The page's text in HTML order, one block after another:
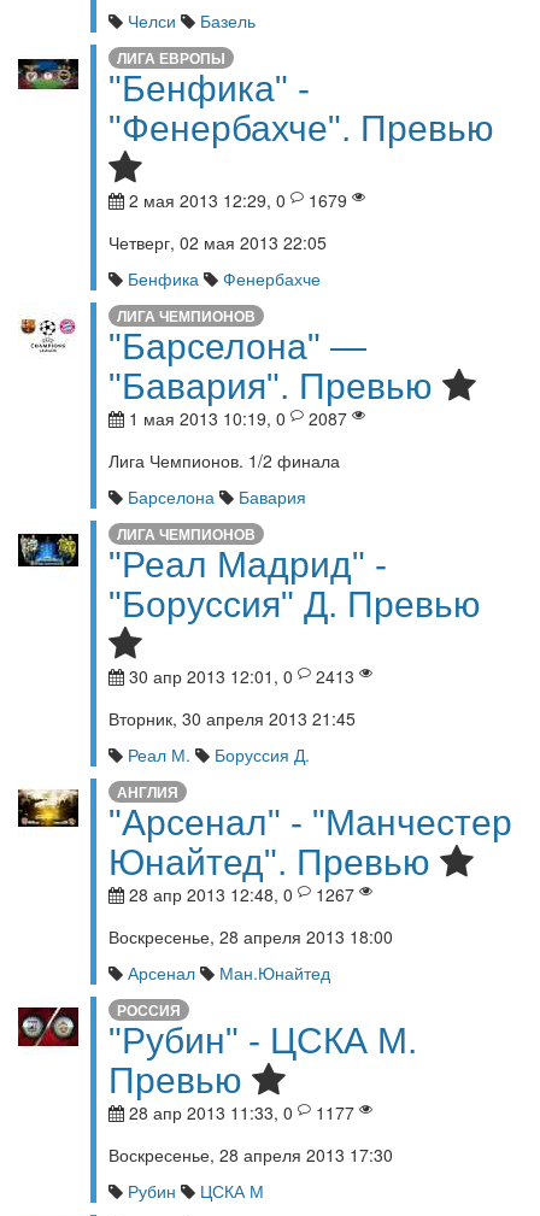
Челси
Базель
ЛИГА ЕВРОПЫ
"Бенфика" -
"Фенербахче". Превью
2 мая 2013 12:29, 0
1679
Четверг, 02 мая 2013 22:05
Бенфика
Фенербахче
ЛИГА ЧЕМПИОНОВ
"Барселона" —
"Бавария". Превью
1 мая 2013 10:19, 0
2087
Лига Чемпионов. 1/2 финала
Барселона
Бавария
ЛИГА ЧЕМПИОНОВ
"Реал Мадрид" -
"Боруссия" Д. Превью
30 апр 2013 12:01, 0
2413
Вторник, 30 апреля 2013 21:45
Реал М.
Боруссия Д.
АНГЛИЯ
"Арсенал" - "Манчестер
Юнайтед". Превью
28 апр 2013 12:48, 0
1267
Воскресенье, 28 апреля 2013 18:00
Арсенал
Ман.Юнайтед
РОССИЯ
"Рубин" - ЦСКА М.
Превью
28 апр 2013 11:33, 0
1177
Воскресенье, 28 апреля 2013 17:30
Рубин
ЦСКА М